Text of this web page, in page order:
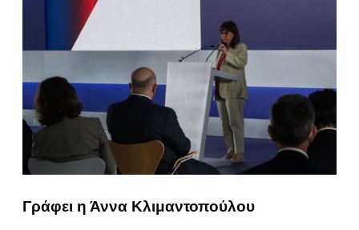
Γράφει η Άννα Κλιμαντοπούλου